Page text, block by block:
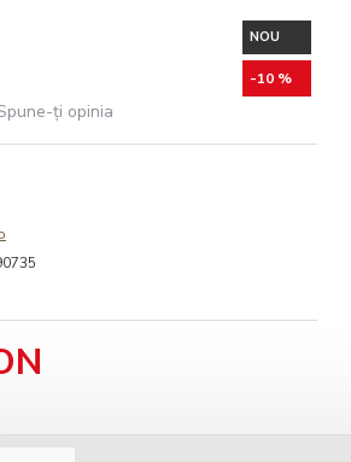
NOU
-10 %
ţi opinia